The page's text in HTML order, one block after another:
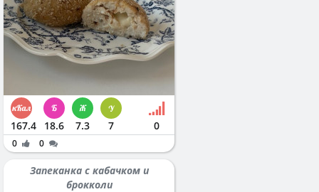
167.4 18.6 7.3 7 0
0 0
Запеканка с кабачком и
брокколи